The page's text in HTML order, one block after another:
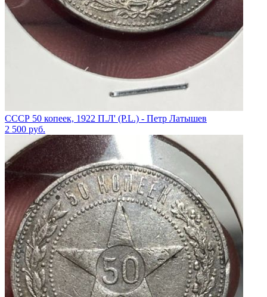
СССР 50 копеек, 1922 П.Л' (P.L.) - Петр Латышев
2 500 руб.